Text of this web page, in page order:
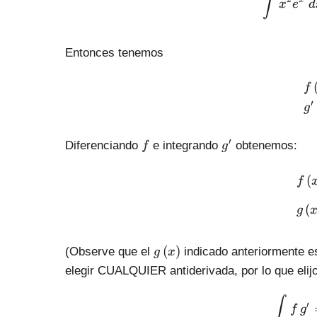
^
h
2
x e d
Entonces tenemos
f
g′
Diferenciando ff e integrando g
g′ obtenemos:
f (
g (x
(Observe que el g
\
g (x) indicado anteriormente
elegir CUALQUIER antiderivada, por lo que
∫ f g′